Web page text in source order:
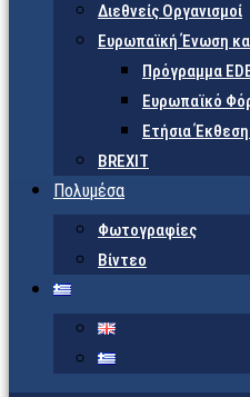
Διεθνείς Οργανισμοί
Ευρωπαϊκή Ένωση
Πρόγραμμα
Ευρωπαϊκό
Ετήσια Έκθεση
BREXIT
Πολυμέσα
Φωτογραφίες
Βίντεο